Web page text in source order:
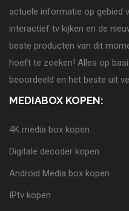
actuele informatie op gebied
interactief tv kijken en de
beste producten van dit
hoeft te zoeken! Alles op
beoordeeld en het beste uit
MEDIABOX KOPEN:
4K media box kopen
Digitale decoder kopen
Android Media box kopen
IPtv kopen